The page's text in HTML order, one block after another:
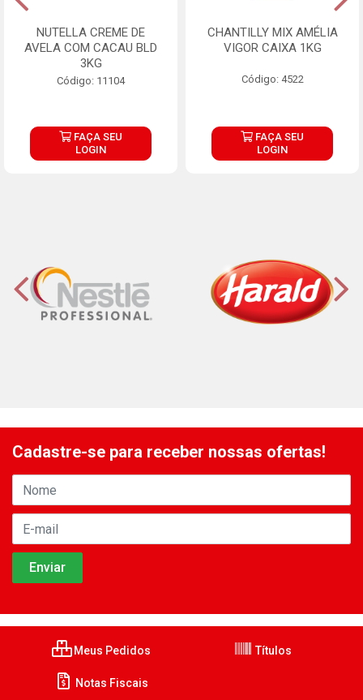
NUTELLA CREME DE
AVELA COM CACAU BLD
3KG
Código: 11104
FAÇA SEU
LOGIN
CHANTILLY MIX AMÉLIA
VIGOR CAIXA 1KG
Código: 4522
FAÇA SEU
LOGIN
Cadastre-se para receber nossas ofertas!
Meus Pedidos Títulos
Notas Fiscais